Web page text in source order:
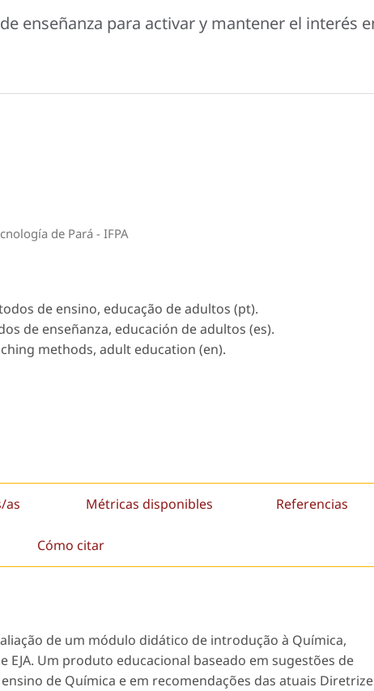
enseñanza para activar y mantener el interés
de Pará - IFPA
de ensino, educação de adultos (pt).
de enseñanza, educación de adultos (es).
methods, adult education (en).
as Métricas disponibles Referencias
Cómo citar
de um módulo didático de introdução à Química,
Um produto educacional baseado em sugestões de
de Química e em recomendações das atuais